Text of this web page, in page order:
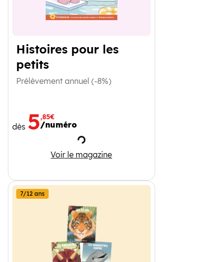
Histoires pour les
petits
Prélèvement annuel (-8%)
dès 5,85€
/numéro
Chargement
Voir le magazineHistoires pour les petits
7/12 ans